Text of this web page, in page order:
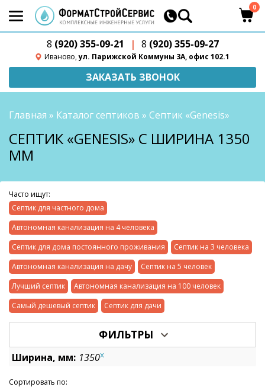
8 (920) 355-09-21 | 8 (920) 355-09-27
Иваново,ул. Парижской Коммуны 3А, офис 102.1
0
ЗАКАЗАТЬ ЗВОНОК
Главная » Каталог септиков » Септик «Genesis»
СЕПТИК «GENESIS» С ШИРИНА 1350
ММ
Часто ищут:
Септик для частного дома
Автономная канализация на 4 человека
Септик для дома постоянного проживания
Септик на 3 человека
Автономная канализация на дачу
Септик на 5 человек
Лучший септик
Автономная канализация на 100 человек
Самый дешевый септик
Септик для дачи
ФИЛЬТРЫ
Ширина, мм: 1350x
Сортировать по: